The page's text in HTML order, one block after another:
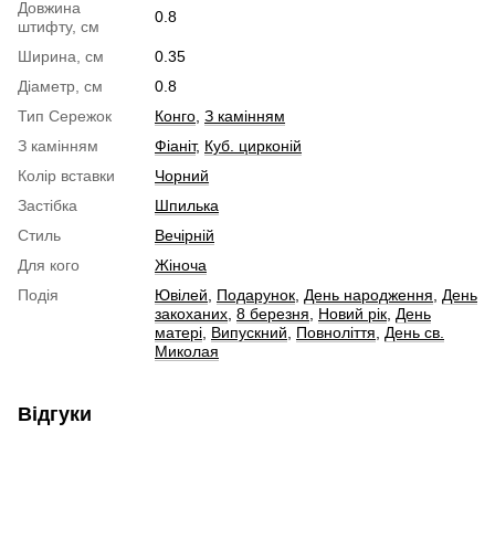
Довжина
штифту, см
0.8
Ширина, см
0.35
Діаметр, см
0.8
Тип Сережок
Конго З камінням
З камінням
Фіаніт, Куб. цирконій
Колір вставки
Чорний
Застібка
Шпилька
Стиль
Вечірній
Для кого
Жіноча
Подія
Ювілей Подарунок День народження
День
закоханих 8 березня Новий рік День
матері Випускний Повноліття
День св.
Миколая
Відгуки